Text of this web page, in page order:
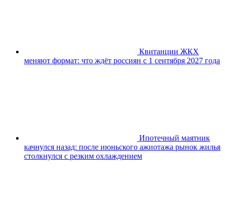
Квитанции ЖКХ
меняют формат: что ждёт россиян с 1 сентября 2027 года
Ипотечный маятник
качнулся назад: после июньского ажиотажа рынок жилья
столкнулся с резким охлаждением